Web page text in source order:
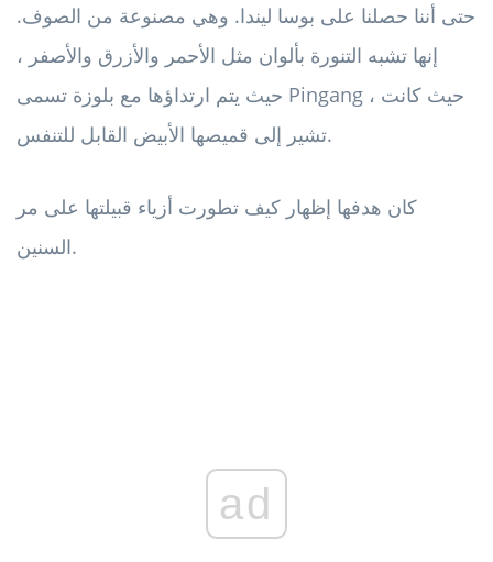
حتى أننا حصلنا على بوسا ليندا. وهي مصنوعة من الصوف.
إنها تشبه التنورة بألوان مثل الأحمر والأزرق والأصفر ،
حيث يتم ارتداؤها مع بلوزة تسمى Pingang ، حيث كانت
تشير إلى قميصها الأبيض القابل للتنفس.
كان هدفها إظهار كيف تطورت أزياء قبيلتها على مر
السنين.
ad